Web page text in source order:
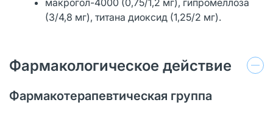
(3/4,8 мг), титана диоксид (1,25/2 мг).
Фармакологическое действие
Фармакотерапевтическая группа